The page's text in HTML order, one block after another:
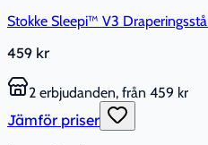
Stokke Sleepi™ V3
459 kr
2 erbjudanden, från 459 kr
Jämför priser